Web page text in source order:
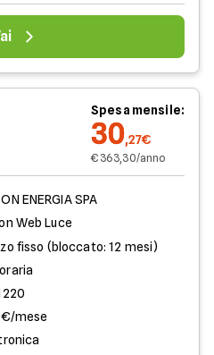
Spesa mensile:
30,27€
€ 363,30/anno
ENERGIA SPA
Web Luce
fisso (bloccato: 12 mesi)
€/mese